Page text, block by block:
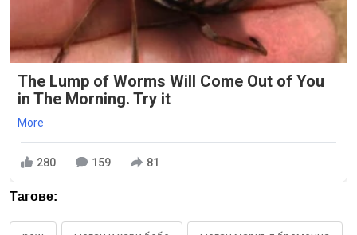
The Lump of Worms Will Come Out of You
in The Morning. Try it
More
280 159 81
Тагове: